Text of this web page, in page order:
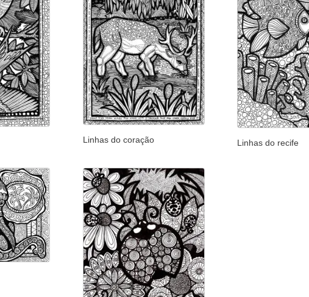
Linhas do coração Linhas do recife